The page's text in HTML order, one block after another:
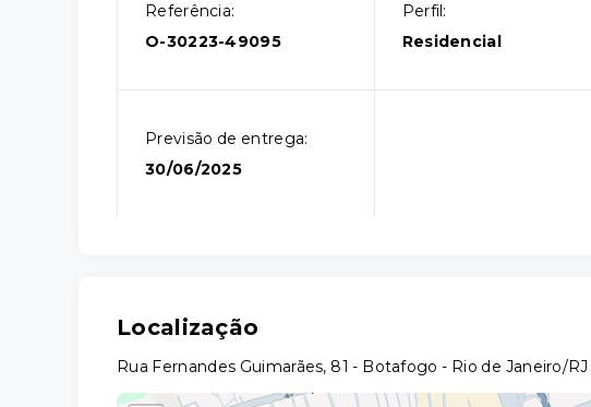
Referência:
O-30223-49095
Perfil:
Residencial
Previsão de entrega:
30/06/2025
Localização
Rua Fernandes Guimarães, 81 - Botafogo - Rio de Janeiro/RJ